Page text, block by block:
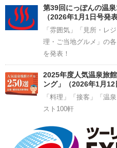
第39回にっぽんの温
（2026年1月1日号発表
「雰囲気」「見所・レ
理・ご当地グルメ」の
を発表！
2025年度人気温泉旅
ング」（2026年1月12
「料理」「接客」「温
スト100軒